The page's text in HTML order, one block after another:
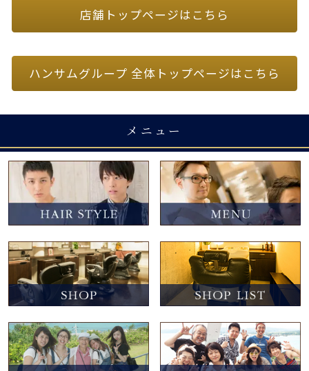
店舗トップページはこちら
ハンサムグループ 全体トップページはこちら
メニュー